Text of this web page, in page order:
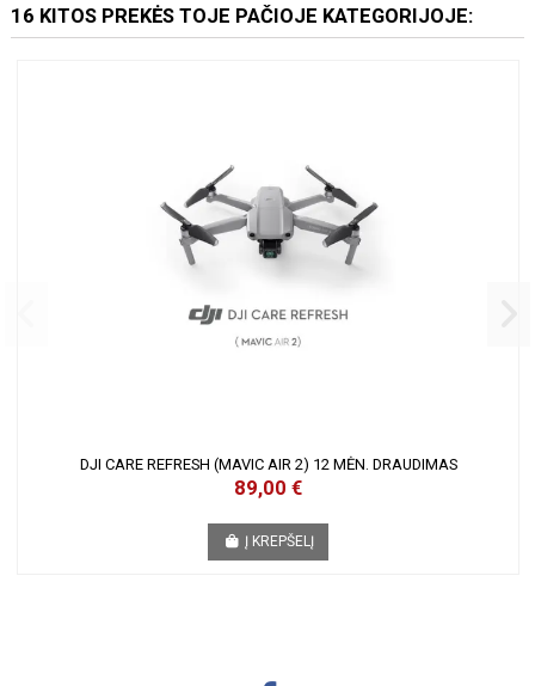
16 KITOS PREKĖS TOJE PAČIOJE KATEGORIJOJE:
DJI CARE REFRESH (MAVIC AIR 2) 12 MĖN. DRAUDIMAS
89,00 €
Į KREPŠELĮ